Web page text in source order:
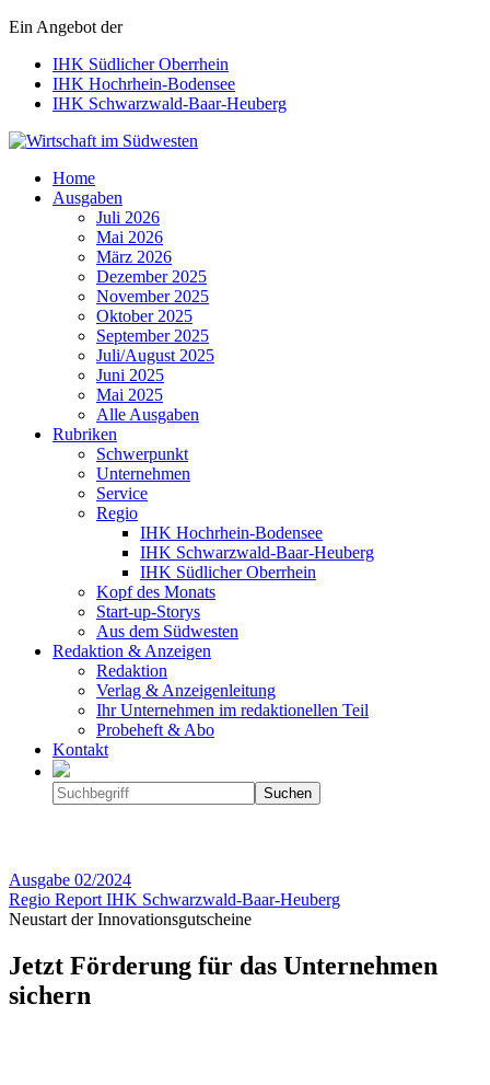
Ein Angebot der
IHK Südlicher Oberrhein
IHK Hochrhein-Bodensee
IHK Schwarzwald-Baar-Heuberg
Wirtschaft im Südwesten
Home
Ausgaben
Juli 2026
Mai 2026
März 2026
Dezember 2025
November 2025
Oktober 2025
September 2025
Juli/August 2025
Juni 2025
Mai 2025
Alle Ausgaben
Rubriken
Schwerpunkt
Unternehmen
Service
Regio
IHK Hochrhein-Bodensee
IHK Schwarzwald-Baar-Heuberg
IHK Südlicher Oberrhein
Kopf des Monats
Start-up-Storys
Aus dem Südwesten
Redaktion & Anzeigen
Redaktion
Verlag & Anzeigenleitung
Ihr Unternehmen im redaktionellen Teil
Probeheft & Abo
Kontakt
Ausgabe 02/2024
Regio Report IHK Schwarzwald-Baar-Heuberg
Neustart der Innovationsgutscheine
Jetzt Förderung für das Unternehmen
sichern